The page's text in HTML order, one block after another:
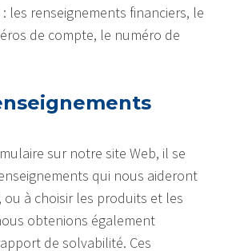
les renseignements financiers, le
de compte, le numéro de
sur notre site Web, il se
qui nous aideront
à choisir les produits et les
obtenions également
de solvabilité. Ces